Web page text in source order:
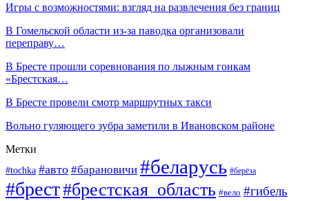
Игры с возможностями: взгляд на развлечения без границ
В Гомельской области из-за паводка организовали
переправу…
В Бресте прошли соревнования по лыжным гонкам
«Брестская…
В Бресте провели смотр маршрутных такси
Вольно гуляющего зубра заметили в Ивановском районе
Метки
#tochka #авто #барановичи #беларусь #берёза
#брест#брестская_область #вело #гибель